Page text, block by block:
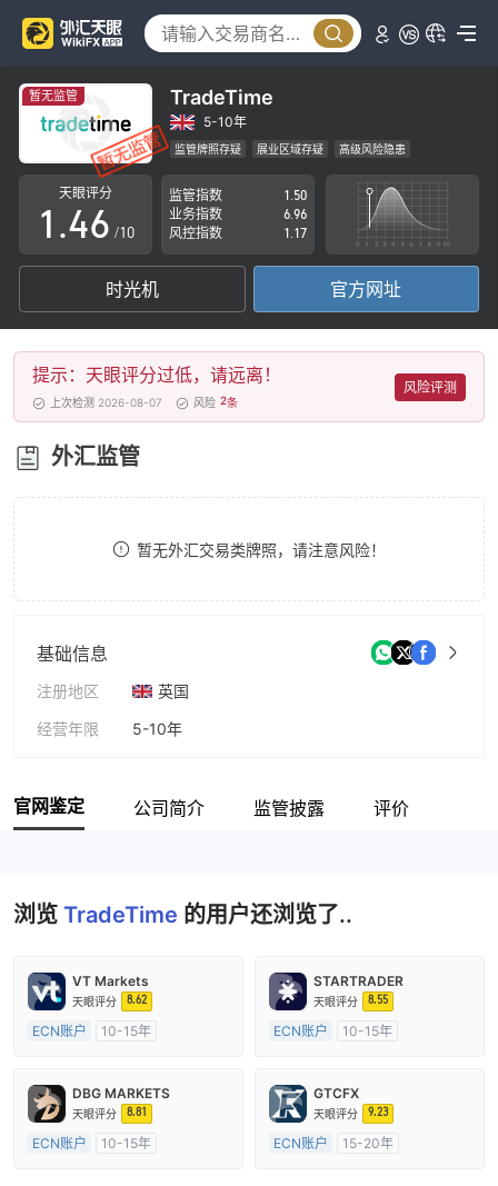
暂无监管 TradeTime
5-10年
监管牌照存疑 展业区域存疑 高级风险隐患
天眼评分
0
1
2
3
4
5
6
7
.
0
1
2
3
4
5
6
7
8
9
2
3
4
5
6
7
8
9
/10
监管指数
1.50
业务指数
6.96
风控指数
1.17
时光机 官方网址
提示：天眼评分过低，请远离！
上次检测 2026-08-07 风险 2条
风险评测
外汇监管
暂无外汇交易类牌照，请注意风险！
基础信息
注册地区
英国
经营年限
5-10年
官网鉴定 公司简介 监管披露 评价
浏览 TradeTime 的用户还浏览了..
VT Markets
天眼评分 8.62
ECN账户
10-15年
主标MT4
STARTRADER
天眼评分 8.55
ECN账户
10-15年
主标MT4
DBG MARKETS
天眼评分 8.81
ECN账户
10-15年
GTCFX
天眼评分 9.23
ECN账户
15-20年